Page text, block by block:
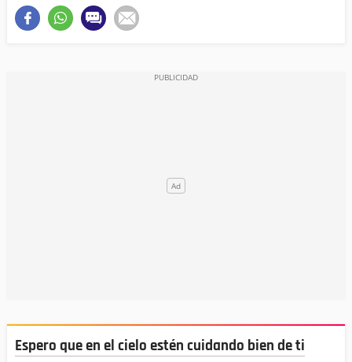
Espero que en el cielo estén cuidando bien de ti